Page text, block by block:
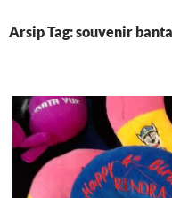
Arsip Tag: souvenir